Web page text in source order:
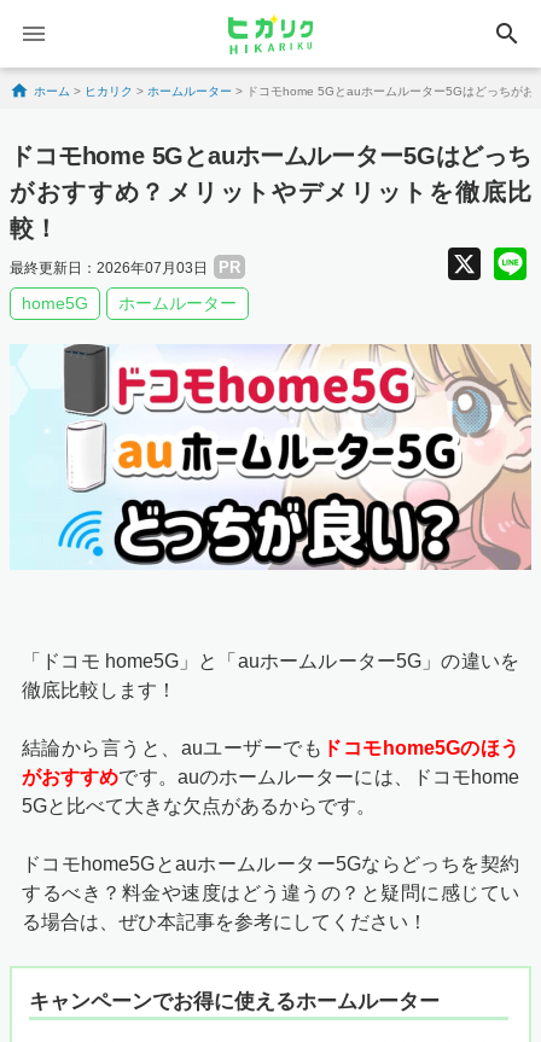
search
Skip to content
ホーム > ヒカリク > ホームルーター > ドコモhome 5Gとauホームルーター5Gはどっちが
ドコモhome 5Gとauホームルーター5Gはどっち
がおすすめ？メリットやデメリットを徹底比
較！
最終更新日：2026年07月03日 PR X
home5G ホームルーター
「ドコモ home5G」と「auホームルーター5G」の違いを
徹底比較します！
結論から言うと、auユーザーでも ドコモhome5Gのほう
がおすすめです。auのホームルーターには、ドコモhome
5Gと比べて大きな欠点があるからです。
ドコモhome5Gとauホームルーター5Gならどっちを契約
するべき？料金や速度はどう違うの？と疑問に感じてい
る場合は、ぜひ本記事を参考にしてください！
キャンペーンでお得に使えるホームルーター